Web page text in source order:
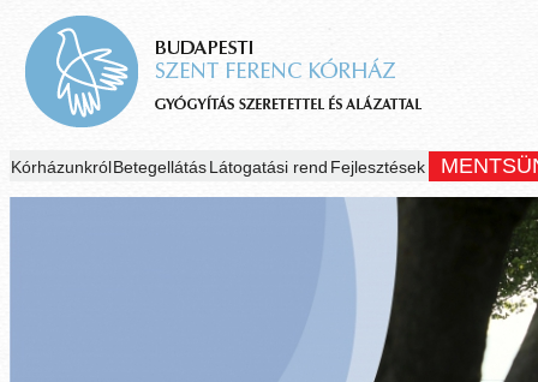
KórházunkrólBetegellátásLátogatási rend Fejlesztések